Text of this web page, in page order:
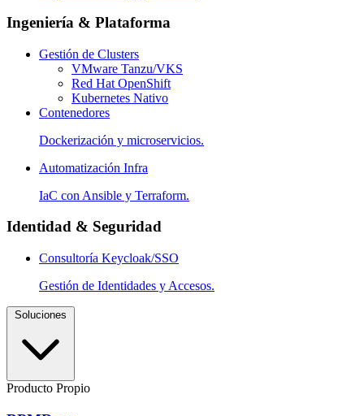
Ingeniería & Plataforma
Gestión de Clusters
VMware Tanzu/VKS
Red Hat OpenShift
Kubernetes Nativo
Contenedores
Dockerización y microservicios.
Automatización Infra
IaC con Ansible y Terraform.
Identidad & Seguridad
Consultoría Keycloak/SSO
Gestión de Identidades y Accesos.
Producto Propio